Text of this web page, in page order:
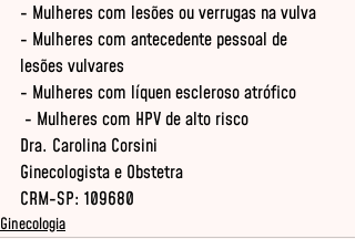
- Mulheres com lesões ou verrugas na vulva
- Mulheres com antecedente pessoal de
lesões vulvares
- Mulheres com líquen escleroso atrófico
- Mulheres com HPV de alto risco
Dra. Carolina Corsini
Ginecologista e Obstetra
CRM-SP: 109680
Ginecologia